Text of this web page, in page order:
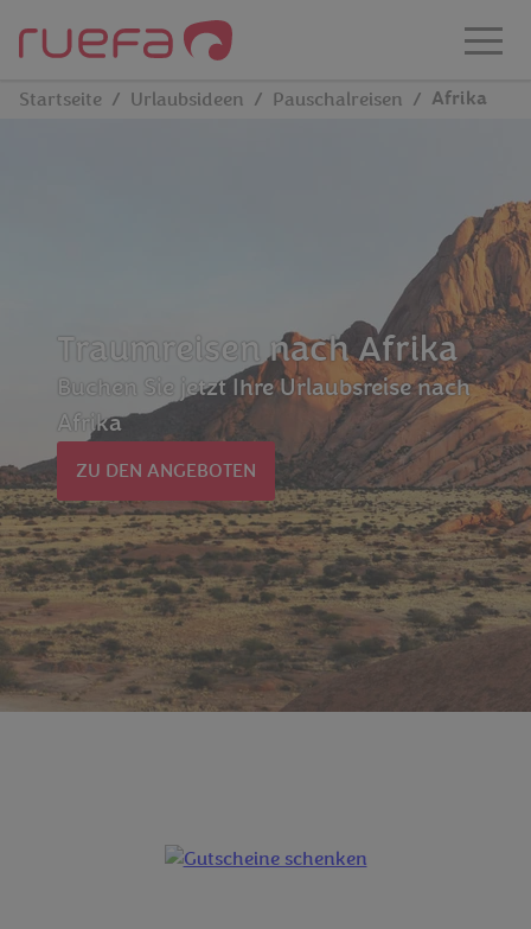
Zum Hauptinhalt springen
Startseite Urlaubsideen Pauschalreisen Afrika
Traumreisen nach Afrika
Buchen Sie jetzt Ihre Urlaubsreise nach
Afrika
ZU DEN ANGEBOTEN